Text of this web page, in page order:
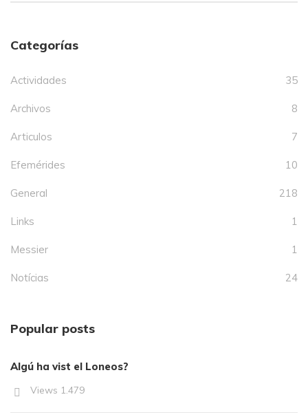
Categorías
Actividades 35
Archivos 8
Articulos 7
Efemérides 10
General 218
Links 1
Messier 1
Notícias 24
Popular posts
Algú ha vist el Loneos?
Views 1.479